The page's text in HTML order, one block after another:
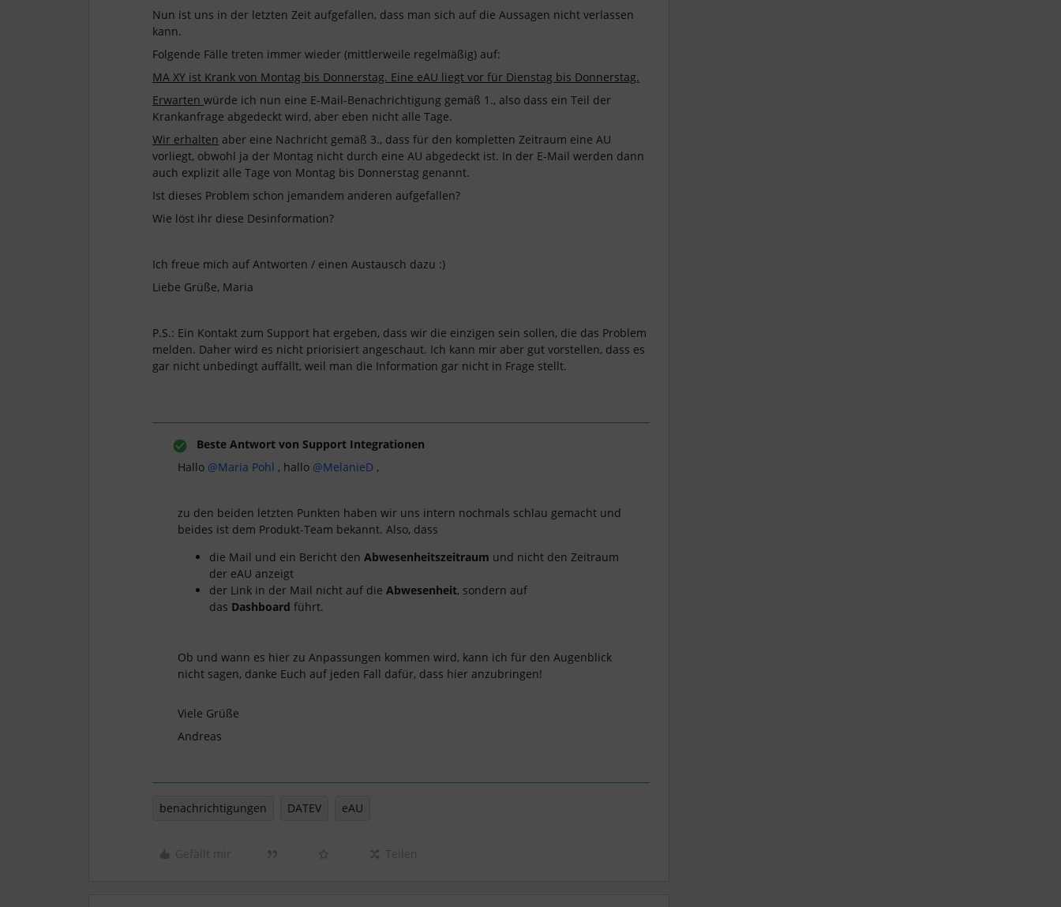
Nun ist uns in der letzten Zeit aufgefallen, dass man sich auf die Aussagen nicht verlassen
kann.
Folgende Fälle treten immer wieder (mittlerweile regelmäßig) auf:
MA XY ist Krank von Montag bis Donnerstag. Eine eAU liegt vor für Dienstag bis Donnerstag.
Erwarten würde ich nun eine E-Mail-Benachrichtigung gemäß 1., also dass ein Teil der
Krankanfrage abgedeckt wird, aber eben nicht alle Tage.
Wir erhalten aber eine Nachricht gemäß 3., dass für den kompletten Zeitraum eine AU
vorliegt, obwohl ja der Montag nicht durch eine AU abgedeckt ist. In der E-Mail werden dann
auch explizit alle Tage von Montag bis Donnerstag genannt.
Ist dieses Problem schon jemandem anderen aufgefallen?
Wie löst ihr diese Desinformation?
Ich freue mich auf Antworten / einen Austausch dazu :)
Liebe Grüße, Maria
P.S.: Ein Kontakt zum Support hat ergeben, dass wir die einzigen sein sollen, die das Problem
melden. Daher wird es nicht priorisiert angeschaut. Ich kann mir aber gut vorstellen, dass es
gar nicht unbedingt auffällt, weil man die Information gar nicht in Frage stellt.
Beste Antwort von Support Integrationen
Hallo @Maria Pohl , hallo @MelanieD ,
zu den beiden letzten Punkten haben wir uns intern nochmals schlau gemacht und
beides ist dem Produkt-Team bekannt. Also, dass
die Mail und ein Bericht den Abwesenheitszeitraum und nicht den Zeitraum
der eAU anzeigt
der Link in der Mail nicht auf die Abwesenheit, sondern auf
das Dashboard führt.
Ob und wann es hier zu Anpassungen kommen wird, kann ich für den Augenblick
nicht sagen, danke Euch auf jeden Fall dafür, dass hier anzubringen!
Viele Grüße
Andreas
benachrichtigungen DATEV eAU
Gefällt mir Teilen